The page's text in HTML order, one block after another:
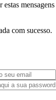
mensagens
com sucesso.